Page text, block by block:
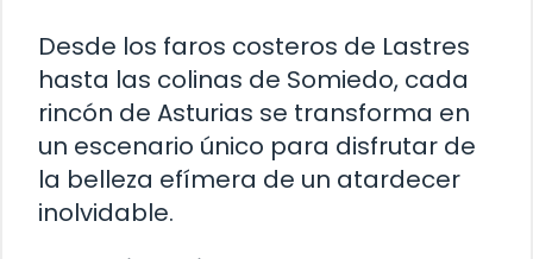
Desde los faros costeros de Lastres
hasta las colinas de Somiedo, cada
rincón de Asturias se transforma en
un escenario único para disfrutar de
la belleza efímera de un atardecer
inolvidable.